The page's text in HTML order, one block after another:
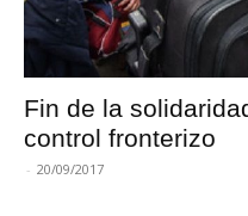
Fin de la
control fronterizo
- 20/09/2017